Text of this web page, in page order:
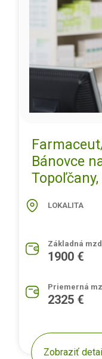
Bánovce
LOKALITA
Základná
1900 €
Priemerná
2325 €
Zobraziť